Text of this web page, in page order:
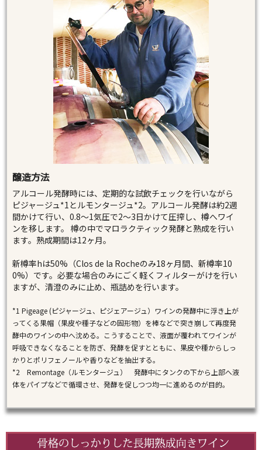
醸造方法
アルコール発酵時には、定期的な試飲チェックを行いながら
ピジャージュ*1とルモンタージュ*2。アルコール発酵は約2週
間かけて行い、0.8～1気圧で2～3日かけて圧搾し、樽へワイ
ンを移します。 樽の中でマロラクティック発酵と熟成を行い
ます。熟成期間は12ヶ月。
新樽率hは50%（Clos de la Rocheのみ18ヶ月間、新樽率10
0%）です。必要な場合のみにごく軽くフィルターがけを行い
ますが、清澄のみに止め、瓶詰めを行います。
*1 Pigeage (ピジャージュ、ピジェアージュ）ワインの発酵中に浮き上が
ってくる果帽（果皮や種子などの固形物）を棒などで突き崩して再度発
酵中のワインの中へ沈める。こうすることで、液面が覆われてワインが
呼吸できなくなることを防ぎ、発酵を促すとともに、果皮や種からしっ
かりとポリフェノールや香りなどを抽出する。
*2 Remontage（ルモンタージュ） 発酵中にタンクの下から上部へ液
体をパイプなどで循環させ、発酵を促しつつ均一に進めるのが目的。